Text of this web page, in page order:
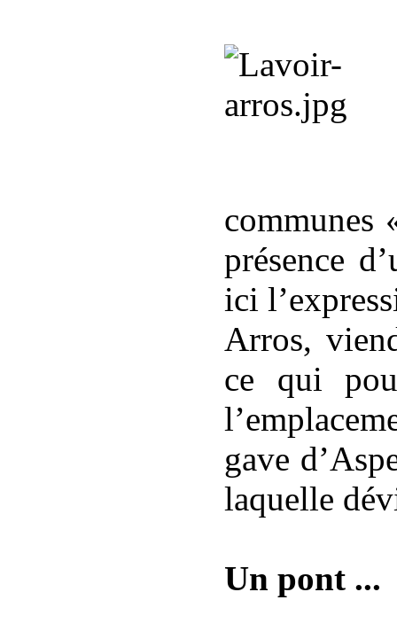
communes
présence
ici
Arros,
ce qui
gave
laquelle
Un pont ...